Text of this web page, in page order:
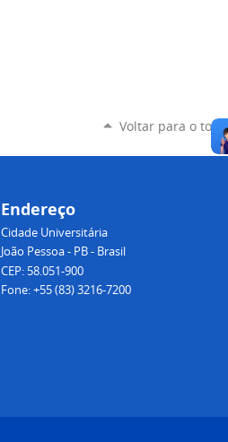
Voltar para o topo
Endereço
Cidade Universitária
João Pessoa - PB - Brasil
CEP: 58.051-900
Fone: +55 (83) 3216-7200